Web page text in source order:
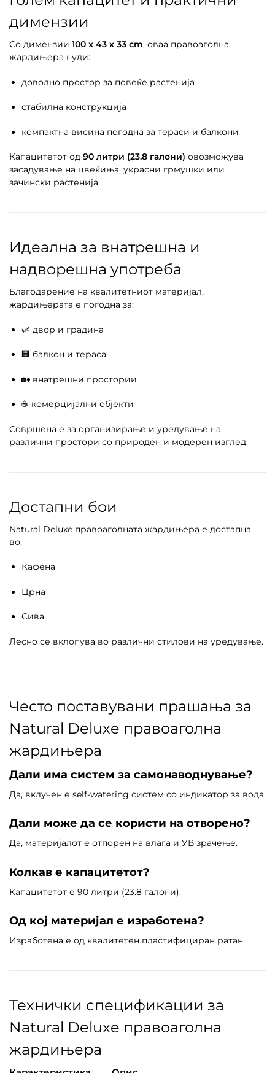
димензии
Со димензии 100 x 43 x 33 cm, оваа правоаголна
жардињера нуди:
доволно простор за повеќе растенија
стабилна конструкција
компактна висина погодна за тераси и балкони
Капацитетот од 90 литри (23.8 галони) овозможува
засадување на цвеќиња, украсни грмушки или
зачински растенија.
Идеална за внатрешна и
надворешна употреба
Благодарение на квалитетниот материјал,
жардињерата е погодна за:
🌿 двор и градина
🏢 балкон и тераса
🏡 внатрешни простории
☕ комерцијални објекти
Совршена е за организирање и уредување на
различни простори со природен и модерен изглед.
Достапни бои
Natural Deluxe правоаголната жардињера е достапна
во:
Кафена
Црна
Сива
Лесно се вклопува во различни стилови на уредување.
Често поставувани прашања за
Natural Deluxe правоаголна
жардињера
Дали има систем за самонаводнување?
Да, вклучен е self-watering систем со индикатор за вода.
Дали може да се користи на отворено?
Да, материјалот е отпорен на влага и УВ зрачење.
Колкав е капацитетот?
Капацитетот е 90 литри (23.8 галони).
Од кој материјал е изработена?
Изработена е од квалитетен пластифициран ратан.
Технички спецификации за
Natural Deluxe правоаголна
жардињера